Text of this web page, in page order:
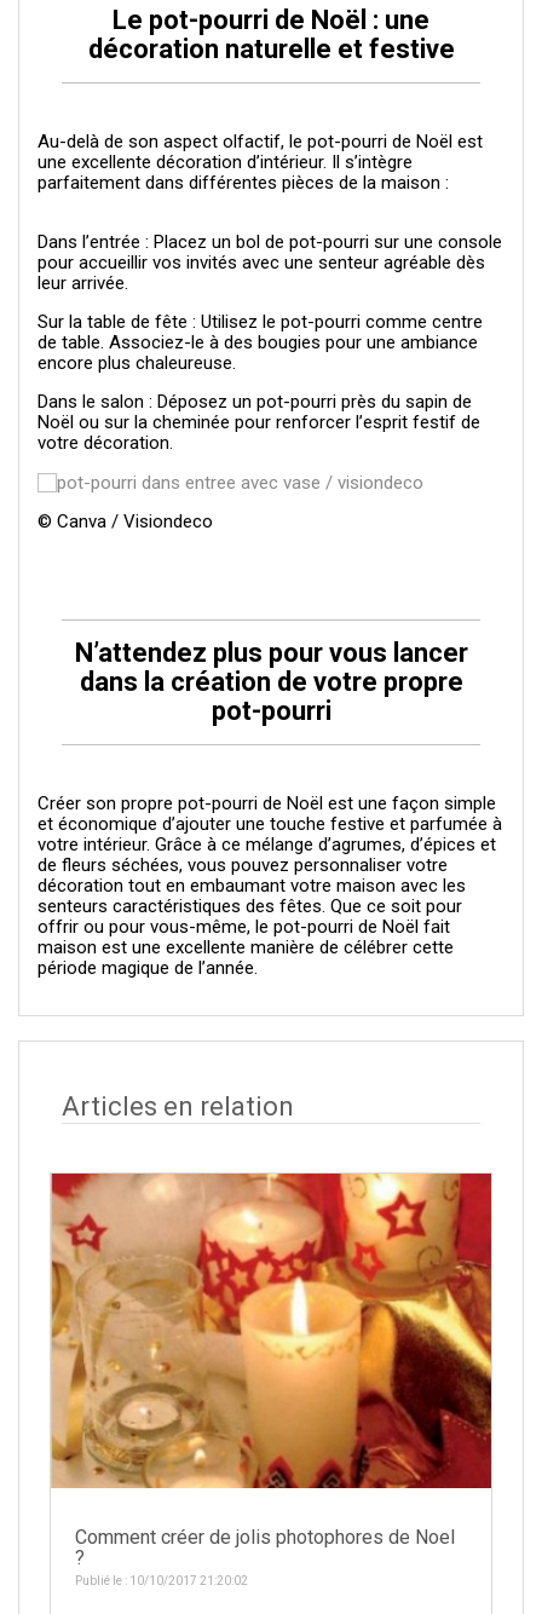
Le pot-pourri de Noël : une
décoration naturelle et festive
Au-delà de son aspect olfactif, le pot-pourri de Noël est
une excellente décoration d’intérieur. Il s’intègre
parfaitement dans différentes pièces de la maison :
Dans l’entrée : Placez un bol de pot-pourri sur une console
pour accueillir vos invités avec une senteur agréable dès
leur arrivée.
Sur la table de fête : Utilisez le pot-pourri comme centre
de table. Associez-le à des bougies pour une ambiance
encore plus chaleureuse.
Dans le salon : Déposez un pot-pourri près du sapin de
Noël ou sur la cheminée pour renforcer l’esprit festif de
votre décoration.
© Canva / Visiondeco
N’attendez plus pour vous lancer
dans la création de votre propre
pot-pourri
Créer son propre pot-pourri de Noël est une façon simple
et économique d’ajouter une touche festive et parfumée à
votre intérieur. Grâce à ce mélange d’agrumes, d’épices et
de fleurs séchées, vous pouvez personnaliser votre
décoration tout en embaumant votre maison avec les
senteurs caractéristiques des fêtes. Que ce soit pour
offrir ou pour vous-même, le pot-pourri de Noël fait
maison est une excellente manière de célébrer cette
période magique de l’année.
Articles en relation
Comment créer de jolis photophores de Noel
?
Publié le : 10/10/2017 21:20:02